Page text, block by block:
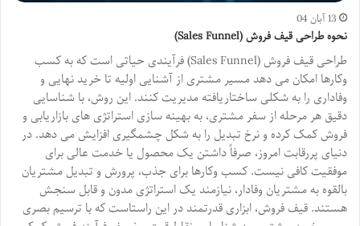
13 آبان 04
نحوه طراحی قیف فروش (Sales Funnel)
طراحی قیف فروش (Sales Funnel) فرآیندی حیاتی است که به کسب
وکارها امکان می دهد مسیر مشتری از آشنایی اولیه تا خرید نهایی و
وفاداری را به شکلی ساختاریافته مدیریت کنند. این روش، با شناسایی
دقیق هر مرحله از سفر مشتری، به بهینه سازی استراتژی های بازاریابی و
فروش کمک کرده و نرخ تبدیل را به شکل چشمگیری افزایش می دهد. در
دنیای پررقابت امروز، صرفاً داشتن یک محصول یا خدمت عالی برای
موفقیت کافی نیست. کسب وکارها برای جذب، پرورش و تبدیل مشتریان
بالقوه به مشتریان وفادار، نیازمند یک استراتژی مدون و قابل سنجش
هستند. قیف فروش، ابزاری قدرتمند در این راستاست که با ترسیم بصری